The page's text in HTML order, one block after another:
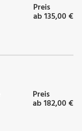
Preis
ab 135,00 €
Preis
ab 182,00 €